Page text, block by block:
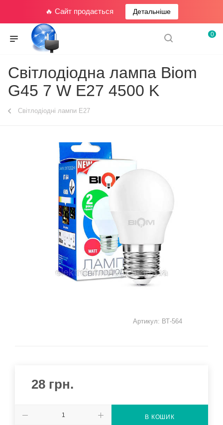
🔥 Сайт продається Детальніше
0
Світлодіодна лампа Biom
G45 7 W E27 4500 K
Світлодіодні лампи E27
Артикул: ВТ-564
28 грн.
В КОШИК